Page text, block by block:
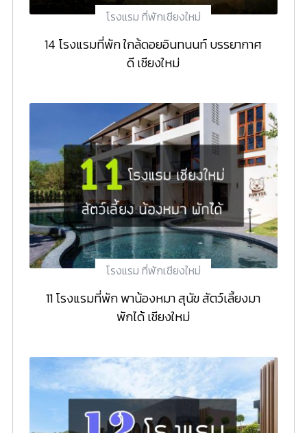
โรงแรม ที่พักเชียงใหม่
14 โรงแรมที่พัก ใกล้ดอยอินทนนท์ บรรยากาศ
ดี เชียงใหม่
โรงแรม ที่พักเชียงใหม่
11 โรงแรมที่พัก พาน้องหมา สุนัข สัตว์เลี้ยงมา
พักได้ เชียงใหม่